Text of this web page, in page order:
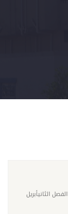
ـ الفصل الثانيأبريل